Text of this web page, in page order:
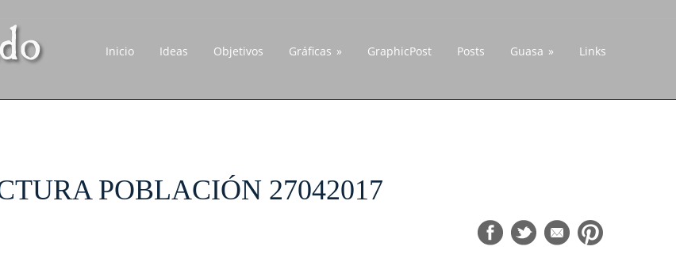
Inicio Ideas Objetivos Gráficas » GraphicPost Posts Guasa » Links
POBLACIÓN 27042017